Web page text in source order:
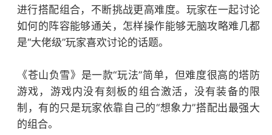
进行搭配组合，不断挑战更高难度。玩家在一起讨论
如何的阵容能够通关，怎样操作能够无脑攻略难几都
是“大佬级”玩家喜欢讨论的话题。
《苍山负雪》是一款“玩法”简单，但难度很高的塔防
游戏，游戏内没有刻板的组合激活，没有装备的限
制，有的只是玩家依靠自己的“想象力”搭配出最强大
的组合。